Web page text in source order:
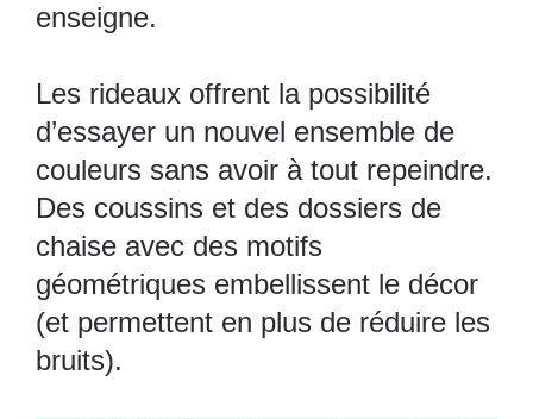
enseigne.
Les rideaux offrent la possibilité
d’essayer un nouvel ensemble de
couleurs sans avoir à tout repeindre.
Des coussins et des dossiers de
chaise avec des motifs
géométriques embellissent le décor
(et permettent en plus de réduire les
bruits).